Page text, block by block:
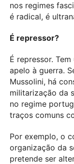
nos regimes
é radical, é
É repressor?
É repressor.
apelo à guerra.
Mussolini, há
militarização da
no regime
traços comuns
Por exemplo, o
organização da
pretende ser